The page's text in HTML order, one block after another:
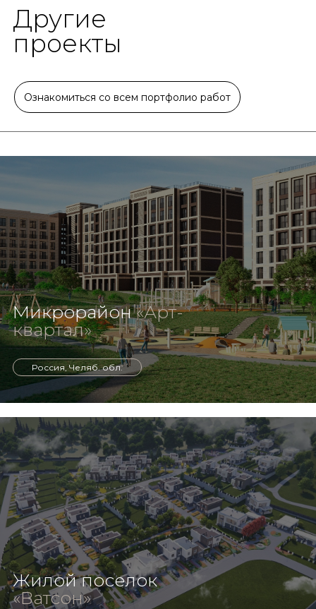
Другие
проекты
Ознакомиться со всем портфолио работ
Россия, Челяб. обл.
Микрорайон«Арт-
квартал»
Жилой поселок
«Ватсон»